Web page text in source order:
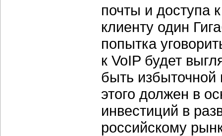
почты и доступа
клиенту один
попытка
к VoIP будет
быть избыточной
этого должен в
инвестиций в
российскому